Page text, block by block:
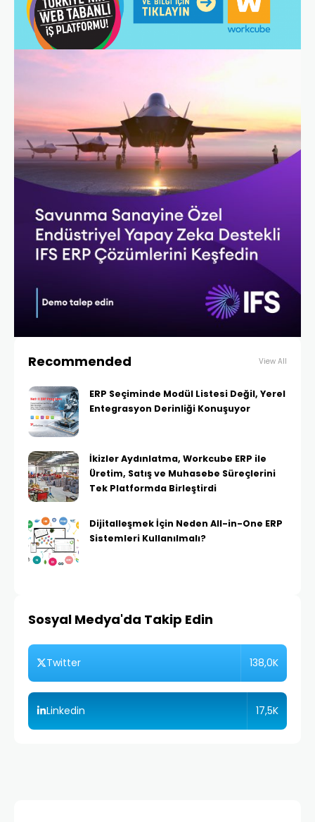
Recommended View All
ERP Seçiminde Modül Listesi Değil, Yerel
Entegrasyon Derinliği Konuşuyor
İkizler Aydınlatma, Workcube ERP ile
Üretim, Satış ve Muhasebe Süreçlerini
Tek Platformda Birleştirdi
Dijitalleşmek İçin Neden All-in-One ERP
Sistemleri Kullanılmalı?
Sosyal Medya'da Takip Edin
Twitter 138,0K
Linkedin 17,5K